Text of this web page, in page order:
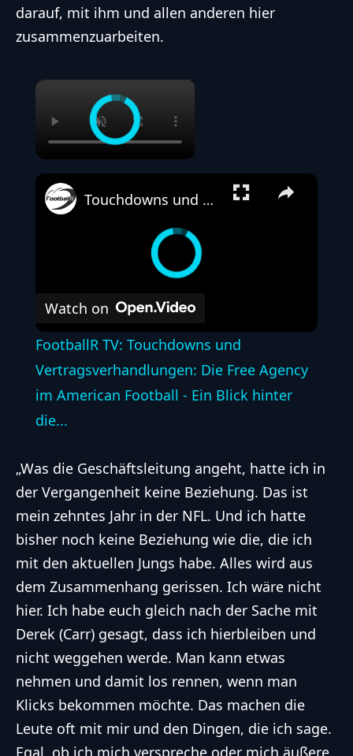
darauf, mit ihm und allen anderen hier
zusammenzuarbeiten.
×
Touchdowns und Vertragsverhandlungen: Die Free Agency im American Football - Ein Blick hinter die...
Watch on
FootballR TV: Touchdowns und
Vertragsverhandlungen: Die Free Agency
im American Football - Ein Blick hinter
die...
„Was die Geschäftsleitung angeht, hatte ich in
der Vergangenheit keine Beziehung. Das ist
mein zehntes Jahr in der NFL. Und ich hatte
bisher noch keine Beziehung wie die, die ich
mit den aktuellen Jungs habe. Alles wird aus
dem Zusammenhang gerissen. Ich wäre nicht
hier. Ich habe euch gleich nach der Sache mit
Derek (Carr) gesagt, dass ich hierbleiben und
nicht weggehen werde. Man kann etwas
nehmen und damit los rennen, wenn man
Klicks bekommen möchte. Das machen die
Leute oft mit mir und den Dingen, die ich sage.